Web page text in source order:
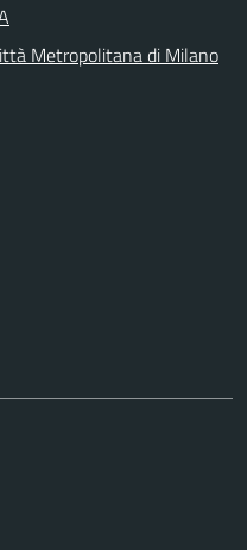
Metropolitana di Milano